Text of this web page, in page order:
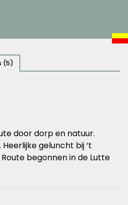
(5)
door dorp en natuur.
geluncht bij ‘t
begonnen in de Lutte